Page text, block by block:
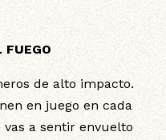
FUEGO
de alto impacto.
en juego en cada
a sentir envuelto